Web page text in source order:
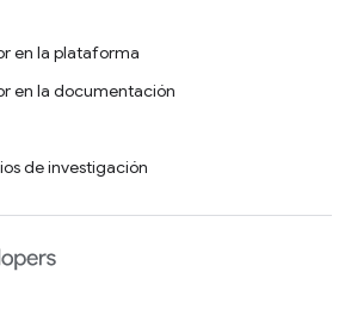
en la plataforma
en la documentación
de investigación